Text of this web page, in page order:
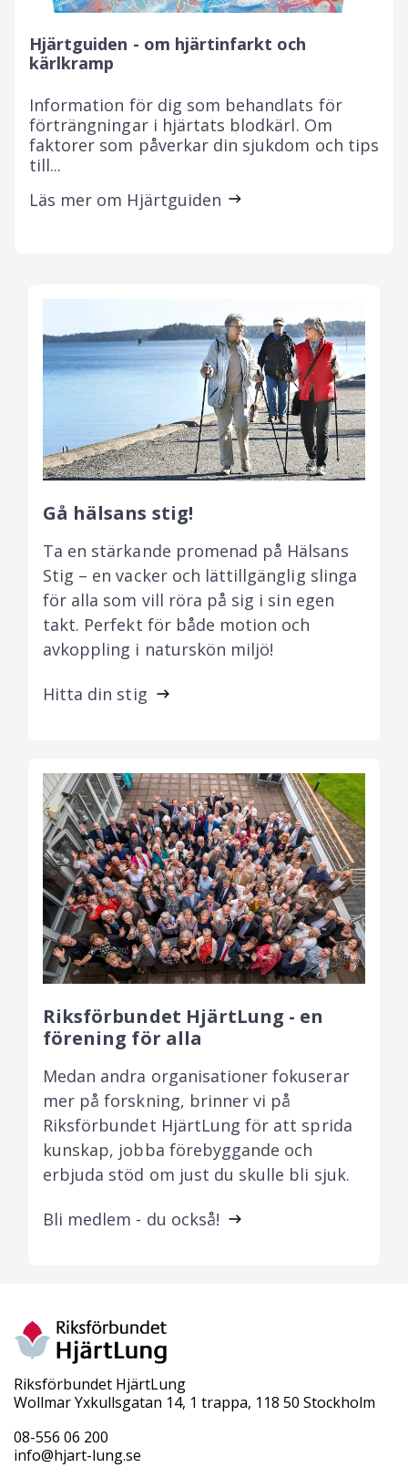
Hjärtguiden - om hjärtinfarkt och
kärlkramp
Information för dig som behandlats för
förträngningar i hjärtats blodkärl. Om
faktorer som påverkar din sjukdom och tips
till...
Läs mer om Hjärtguiden
Gå hälsans stig!
Ta en stärkande promenad på Hälsans
Stig – en vacker och lättillgänglig slinga
för alla som vill röra på sig i sin egen
takt. Perfekt för både motion och
avkoppling i naturskön miljö!
Hitta din stig
Riksförbundet HjärtLung - en
förening för alla
Medan andra organisationer fokuserar
mer på forskning, brinner vi på
Riksförbundet HjärtLung för att sprida
kunskap, jobba förebyggande och
erbjuda stöd om just du skulle bli sjuk.
Bli medlem - du också!
Riksförbundet HjärtLung
Wollmar Yxkullsgatan 14, 1 trappa, 118 50 Stockholm
08-556 06 200
info@hjart-lung.se